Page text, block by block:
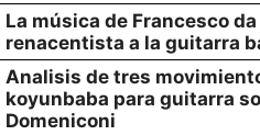
La música de Francesco
renacentista a la guitarra
Analisis de tres
koyunbaba para guitarra
Domeniconi